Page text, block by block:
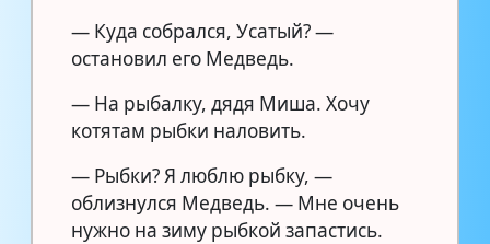
— Куда собрался, Усатый? —
остановил его Медведь.
— На рыбалку, дядя Миша. Хочу
котятам рыбки наловить.
— Рыбки? Я люблю рыбку, —
облизнулся Медведь. — Мне очень
нужно на зиму рыбкой запастись.